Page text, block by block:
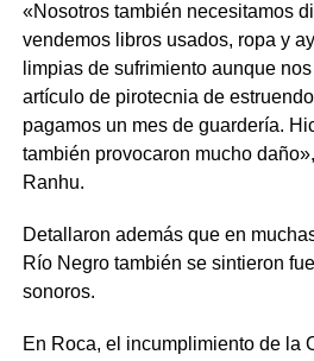
«Nosotros también necesitamos
vendemos libros usados, ropa y
limpias de sufrimiento aunque
artículo de pirotecnia de
pagamos un mes de guardería.
también provocaron mucho
Ranhu.
Detallaron además que en
Río Negro también se sintieron
sonoros.
En Roca, el incumplimiento de la